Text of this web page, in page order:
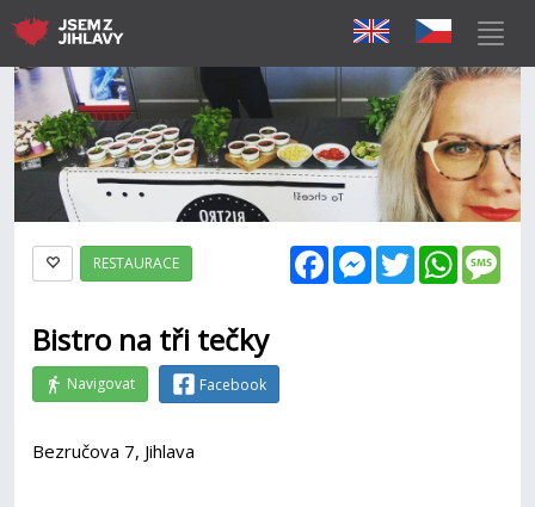
FacebookMessenger
Twitter
RESTAURACE
Bistro na tři tečky
Navigovat Facebook
Bezručova 7, Jihlava